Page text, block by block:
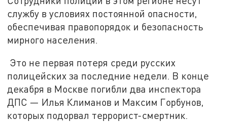
службу в условиях постоянной опасности,
обеспечивая правопорядок и безопасность
мирного населения.
Это не первая потеря среди русских
полицейских за последние недели. В конце
декабря в Москве погибли два инспектора
ДПС — Илья Климанов и Максим Горбунов,
которых подорвал террорист-смертник.